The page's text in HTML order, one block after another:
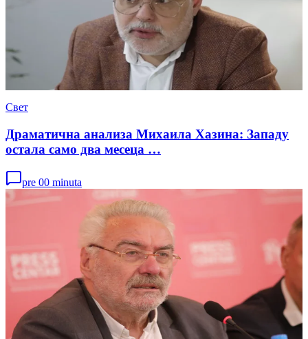
Свет
Драматична анализа Михаила Хазина: Западу
остала само два месеца …
pre 00 minuta